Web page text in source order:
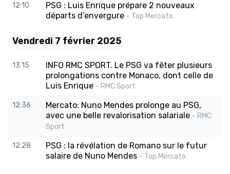
12:10
PSG : Luis Enrique prépare 2 nouveaux
départs d’envergure - Top Mercato
Vendredi 7 février 2025
13:15
INFO RMC SPORT. Le PSG va fêter plusieurs
prolongations contre Monaco, dont celle de
Luis Enrique - RMC Sport
12:36
Mercato: Nuno Mendes prolonge au PSG,
avec une belle revalorisation salariale - RMC
Sport
12:28
PSG : la révélation de Romano sur le futur
salaire de Nuno Mendes - Top Mercato